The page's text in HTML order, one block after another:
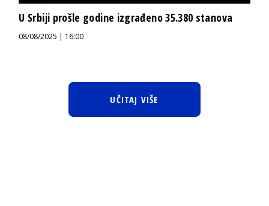
U Srbiji prošle godine izgrađeno 35.380 stanova
08/08/2025 | 16:00
UČITAJ VIŠE